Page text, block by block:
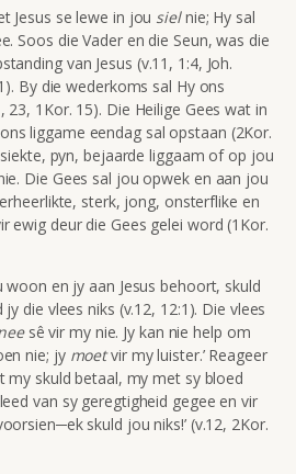
Jesus se lewe in jou siel nie; Hy sal
Soos die Vader en die Seun, was die
van Jesus (v.11, 1:4, Joh.
By die wederkoms sal Hy ons
1Kor. 15). Die Heilige Gees wat in
liggame eendag sal opstaan (2Kor.
pyn, bejaarde liggaam of op jou
Die Gees sal jou opwek en aan jou
sterk, jong, onsterflike en
ewig deur die Gees gelei word (1Kor.
woon en jy aan Jesus behoort, skuld
die vlees niks (v.12, 12:1). Die vlees
sê vir my nie. Jy kan nie help om
nie; jy moetvir my luister.’ Reageer
my skuld betaal, my met sy bloed
van sy geregtigheid gegee en vir
skuld jou niks!’ (v.12, 2Kor.